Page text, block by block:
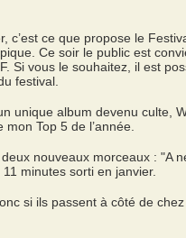
ce que propose le
Ce soir le public est
Si vous le souhaitez, il est
festival.
unique album devenu culte,
Top 5 de l’année.
nouveaux morceaux : "A
minutes sorti en janvier.
si ils passent à côté de